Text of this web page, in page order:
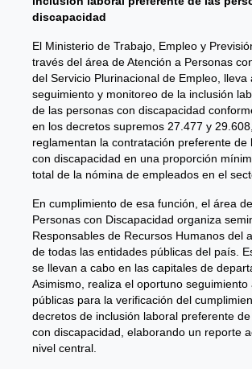
discapacidad
El Ministerio de Trabajo, Empleo y
través del área de Atención a Personas
del Servicio Plurinacional de Empleo, lleva
seguimiento y monitoreo de la inclusión
de las personas con discapacidad
en los decretos supremos 27.477 y
reglamentan la contratación preferente de
con discapacidad en una proporción
total de la nómina de empleados en el
En cumplimiento de esa función, el área
Personas con Discapacidad organiza
Responsables de Recursos Humanos del
de todas las entidades públicas del país.
se llevan a cabo en las capitales de
Asimismo, realiza el oportuno seguimiento
públicas para la verificación del
decretos de inclusión laboral preferente
con discapacidad, elaborando un reporte
nivel central.